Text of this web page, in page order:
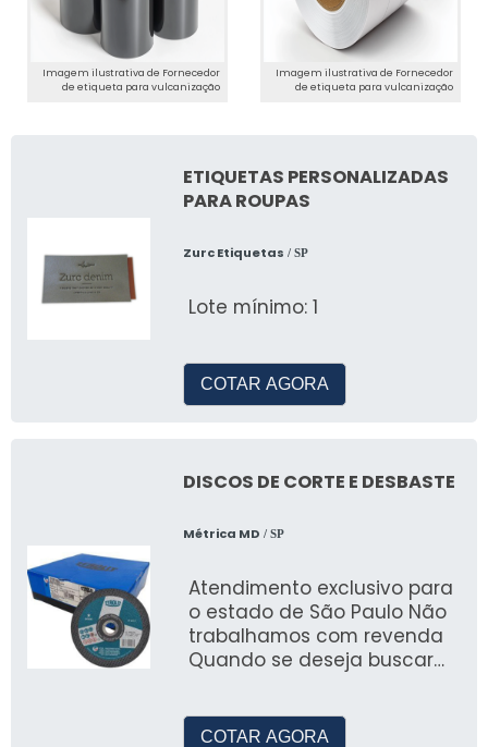
Imagem ilustrativa de Fornecedor
de etiqueta para vulcanização
Imagem ilustrativa de Fornecedor
de etiqueta para vulcanização
ETIQUETAS PERSONALIZADAS
PARA ROUPAS
Zurc Etiquetas / SP
Lote mínimo: 1
COTAR AGORA
DISCOS DE CORTE E DESBASTE
Métrica MD / SP
Atendimento exclusivo para
o estado de São Paulo Não
trabalhamos com revenda
Quando se deseja buscar
melhor e
COTAR AGORA